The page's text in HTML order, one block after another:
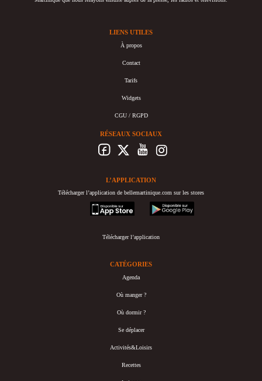
LIENS UTILES
À propos
Contact
Tarifs
Widgets
CGU / RGPD
RÉSEAUX SOCIAUX
L’APPLICATION
Télécharger l’application de bellemartinique.com sur les stores
appstore
googleplay
Télécharger l’application
CATÉGORIES
Agenda
Où manger ?
Où dormir ?
Se déplacer
Activités&Loisirs
Recettes